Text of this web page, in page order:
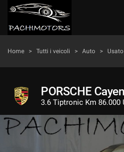
HOME
ACQUISTIAMO USATO
LAVAGGIO E LUCIDATURA
Home > Tutti i veicoli > Auto > Usato
PORSCHE
3.6 Tiptronic Km
tue
preferenze
di
seguente
pannello
consente
di
esprimere